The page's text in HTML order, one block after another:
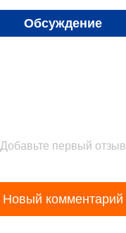
Обсуждение
Добавьте первый отзыв
Новый комментарий